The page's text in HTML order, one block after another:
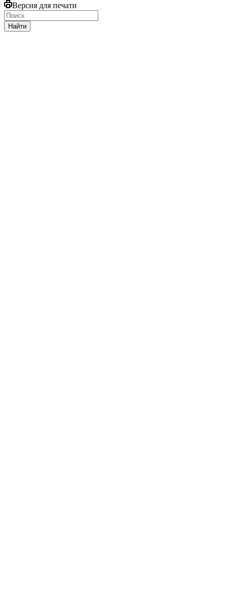
Версия для печати
Найти